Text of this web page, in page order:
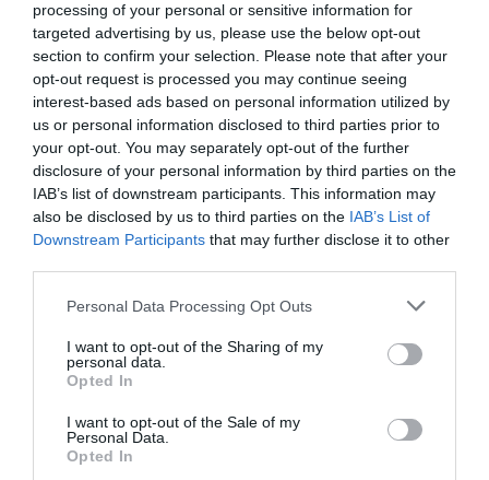
processing of your personal or sensitive information for
targeted advertising by us, please use the below opt-out
section to confirm your selection. Please note that after your
opt-out request is processed you may continue seeing
interest-based ads based on personal information utilized by
us or personal information disclosed to third parties prior to
your opt-out. You may separately opt-out of the further
disclosure of your personal information by third parties on the
IAB’s list of downstream participants. This information may
also be disclosed by us to third parties on the IAB’s List of
Downstream Participants that may further disclose it to other
Personal Data Processing Opt Outs
I want to opt-out of the Sharing of my
personal data.
Opted In
I want to opt-out of the Sale of my
Personal Data.
Opted In
Διαβάστε επίσης:
Όλη η Ελλάδα ένας Πολιτισμός 2024: Το πρόγραμμα των
θεατρικών παραστάσεων
Όλη η Ελλάδα ένας Πολιτισμός 2024: Το πλούσιο φετινό
πρόγραμμα
Ταυτότητα Εκδήλωσης
Ημερομηνία:
Από: 09/08/2024
21:00
Τοποθεσία: